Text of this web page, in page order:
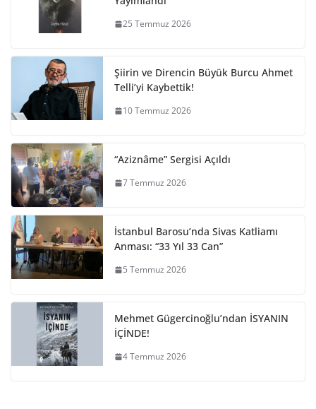
25 Temmuz 2026
Şiirin ve Direncin Büyük Burcu Ahmet
Telli’yi Kaybettik!
10 Temmuz 2026
“Aziznâme” Sergisi Açıldı
7 Temmuz 2026
İstanbul Barosu’nda Sivas Katliamı
Anması: “33 Yıl 33 Can”
5 Temmuz 2026
Mehmet Gügercinoğlu’ndan İSYANIN
İÇİNDE!
4 Temmuz 2026